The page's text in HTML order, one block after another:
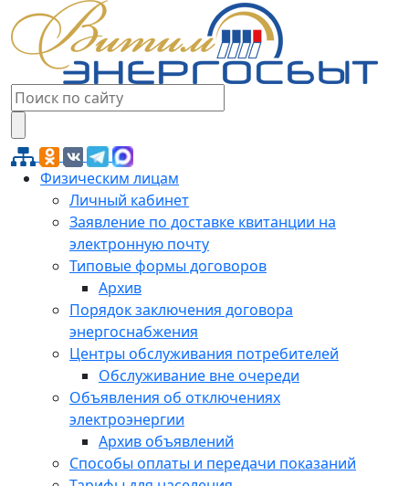
Физическим лицам
Личный кабинет
Заявление по доставке квитанции на
электронную почту
Типовые формы договоров
Архив
Порядок заключения договора
энергоснабжения
Центры обслуживания потребителей
Обслуживание вне очереди
Объявления об отключениях
электроэнергии
Архив объявлений
Способы оплаты и передачи показаний